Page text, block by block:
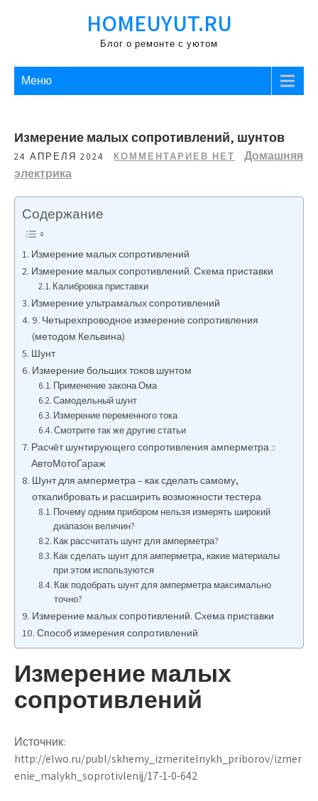
HOMEUYUT.RU
Блог о ремонте с уютом
Меню
Измерение малых сопротивлений, шунтов
24 АПРЕЛЯ 2024 КОММЕНТАРИЕВ НЕТ
Домашняя
электрика
Содержание
Измерение малых сопротивлений
Измерение малых сопротивлений. Схема приставки
Калибровка приставки
Измерение ультрамалых сопротивлений
9. Четырехпроводное измерение сопротивления
(методом Кельвина)
Шунт
Измерение больших токов шунтом
Применение закона Ома
Самодельный шунт
Измерение переменного тока
Смотрите так же другие статьи
Расчёт шунтирующего сопротивления амперметра ::
АвтоМотоГараж
Шунт для амперметра – как сделать самому,
откалибровать и расширить возможности тестера
Почему одним прибором нельзя измерять широкий
диапазон величин?
Как рассчитать шунт для амперметра?
Как сделать шунт для амперметра, какие материалы
при этом используются
Как подобрать шунт для амперметра максимально
точно?
Измерение малых сопротивлений. Схема приставки
Способ измерения сопротивлений
Измерение малых
сопротивлений
Источник:
http://elwo.ru/publ/skhemy_izmeritelnykh_priborov/izmer
enie_malykh_soprotivlenij/17-1-0-642